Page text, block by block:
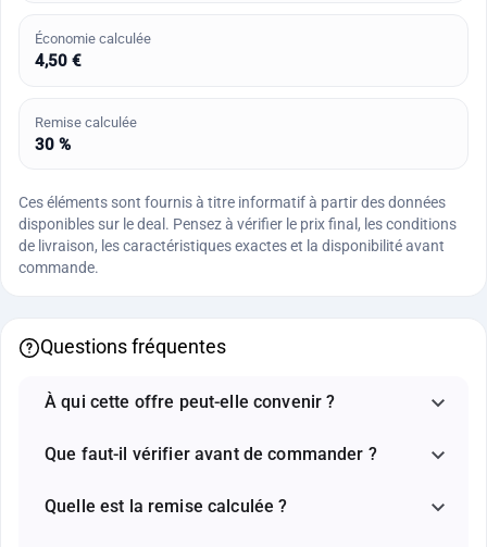
Économie calculée
4,50 €
Remise calculée
30 %
Ces éléments sont fournis à titre informatif à partir des données
disponibles sur le deal. Pensez à vérifier le prix final, les conditions
de livraison, les caractéristiques exactes et la disponibilité avant
commande.
Questions fréquentes
À qui cette offre peut-elle convenir ?
Que faut-il vérifier avant de commander ?
Quelle est la remise calculée ?